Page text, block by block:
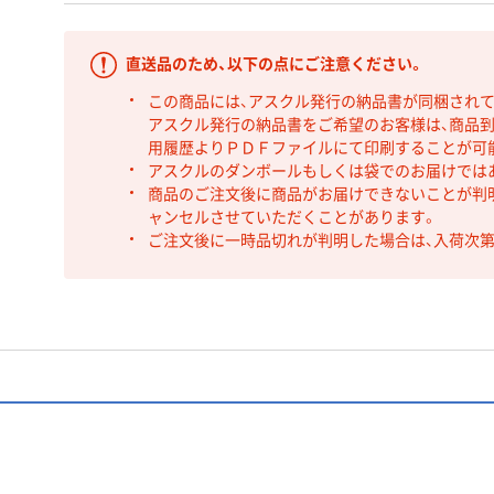
直送品のため、以下の点にご注意ください。
この商品には、アスクル発行の納品書が同梱され
アスクル発行の納品書をご希望のお客様は、商品
用履歴よりＰＤＦファイルにて印刷することが可
アスクルのダンボールもしくは袋でのお届けでは
商品のご注文後に商品がお届けできないことが判
ャンセルさせていただくことがあります。
ご注文後に一時品切れが判明した場合は、入荷次